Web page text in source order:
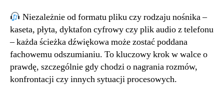
Niezależnie od formatu pliku czy rodzaju nośnika –
kaseta, płyta, dyktafon cyfrowy czy plik audio z telefonu
– każda ścieżka dźwiękowa może zostać poddana
fachowemu odszumianiu. To kluczowy krok w walce o
prawdę, szczególnie gdy chodzi o nagrania rozmów,
konfrontacji czy innych sytuacji procesowych.